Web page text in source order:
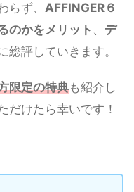
らず、 AFFINGER６
のかをメリット 、 デ
総評していきます。
限定の特典も紹介し
だけたら幸いです！